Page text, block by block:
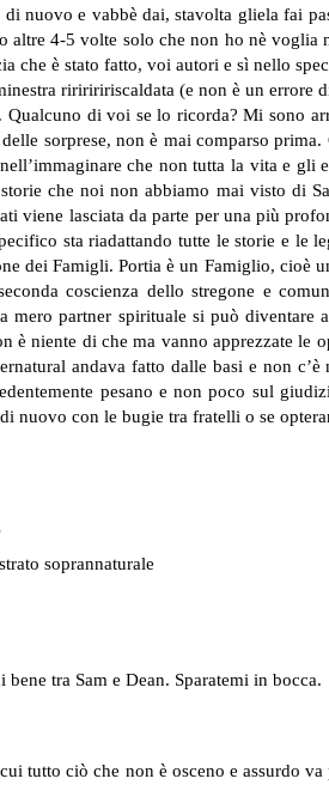
nuovo e vabbè dai, stavolta gliela fai
altre 4-5 volte solo che non ho nè
che è stato fatto, voi autori e sì nello
riririririscaldata (e non è un errore
Qualcuno di voi se lo ricorda? Mi sono
sorprese, non è mai comparso
che non tutta la vita e
che noi non abbiamo mai visto di
viene lasciata da parte per una più
sta riadattando tutte le storie e le
dei Famigli. Portia è un Famiglio, cioè
coscienza dello stregone e
partner spirituale si può diventare
è niente di che ma vanno apprezzate le
andava fatto dalle basi e non
pesano e non poco sul
nuovo con le bugie tra fratelli o se
soprannaturale
tra Sam e Dean. Sparatemi in bocca.
tutto ciò che non è osceno e assurdo